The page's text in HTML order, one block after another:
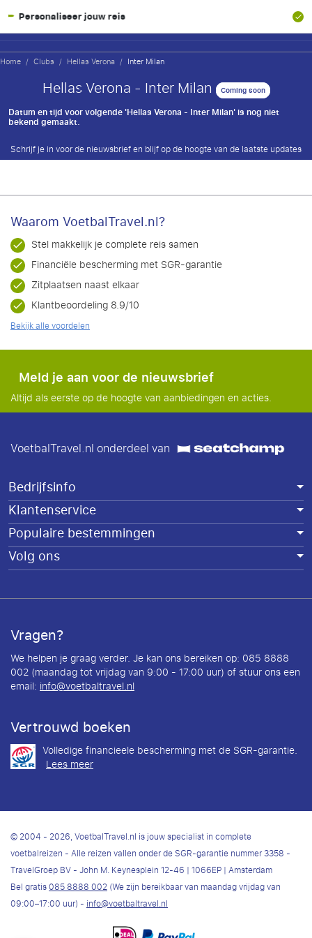
jouw reis SGR-
Home / Clubs / Hellas Verona / Inter Milan
Hellas Verona - Inter Milan Coming soon
Datum en tijd voor volgende 'Hellas Verona - Inter Milan' is nog niet
bekend gemaakt.
Schrijf je in voor de nieuwsbrief en blijf op de hoogte van de laatste updates
Waarom VoetbalTravel.nl?
Stel makkelijk je complete reis samen
Financiële bescherming met SGR-garantie
Zitplaatsen naast elkaar
Klantbeoordeling 8.9/10
Bekijk alle voordelen
Meld je aan voor de nieuwsbrief
Altijd als eerste op de hoogte van aanbiedingen en acties.
VoetbalTravel.nl onderdeel van
Bedrijfsinfo
Klantenservice
Populaire bestemmingen
Volg ons
Vragen?
We helpen je graag verder. Je kan ons bereiken op: 085 8888
002 (maandag tot vrijdag van 9:00 - 17:00 uur) of stuur ons een
email: info@voetbaltravel.nl
Vertrouwd boeken
Volledige financieele bescherming met de SGR-garantie.
Lees meer
© 2004 - 2026, VoetbalTravel.nl is jouw specialist in complete
voetbalreizen - Alle reizen vallen onder de SGR-garantie nummer 3358 -
TravelGroep BV - John M. Keynesplein 12-46 | 1066EP | Amsterdam
Bel gratis085 8888 002(We zijn bereikbaar van maandag vrijdag van
09:00–17:00 uur) -info@voetbaltravel.nl